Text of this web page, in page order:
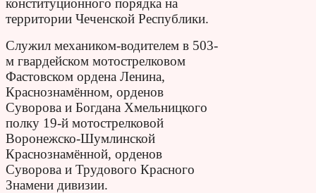
территории Чеченской Республики.
Служил механиком-водителем в 503-
м гвардейском мотострелковом
Фастовском ордена Ленина,
Краснознамённом, орденов
Суворова и Богдана Хмельницкого
полку 19-й мотострелковой
Воронежско-Шумлинской
Краснознамённой, орденов
Суворова и Трудового Красного
Знамени дивизии.